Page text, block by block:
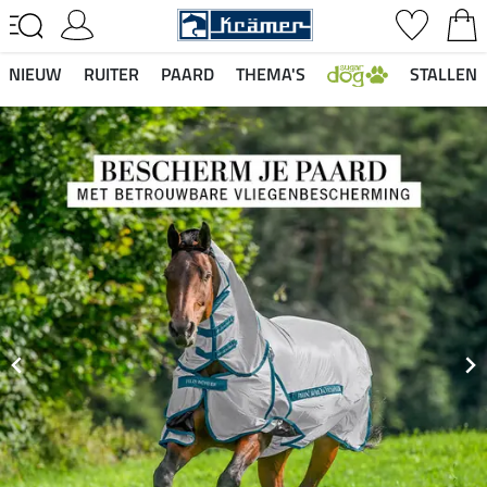
NIEUW RUITER PAARD THEMA'S STALLEN